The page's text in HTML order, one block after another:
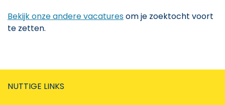
Bekijk onze andere vacaturesom je zoektocht voort
te zetten.
NUTTIGE LINKS